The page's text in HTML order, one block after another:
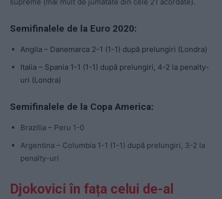
Semifinalele de la Euro 2020:
Anglia – Danemarca 2-1 (1-1) după prelungiri (Londra)
Italia – Spania 1-1 (1-1) după prelungiri, 4-2 la penalty-
uri (Londra)
Semifinalele de la Copa America:
Brazilia – Peru 1-0
Argentina – Columbia 1-1 (1-1) după prelungiri, 3-2 la
penalty-uri
Djokovici în fața celui de-al